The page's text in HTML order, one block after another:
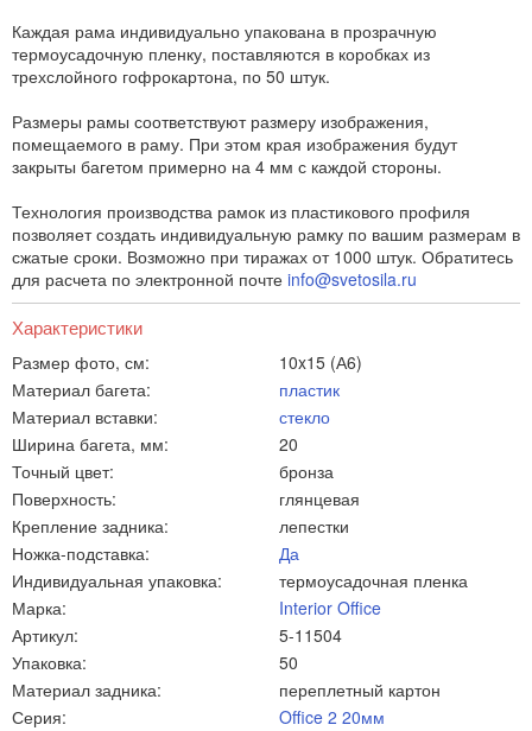
Каждая рама индивидуально упакована в прозрачную
термоусадочную пленку, поставляются в коробках из
трехслойного гофрокартона, по 50 штук.
Размеры рамы соответствуют размеру изображения,
помещаемого в раму. При этом края изображения будут
закрыты багетом примерно на 4 мм с каждой стороны.
Технология производства рамок из пластикового профиля
позволяет создать индивидуальную рамку по вашим размерам в
сжатые сроки. Возможно при тиражах от 1000 штук. Обратитесь
для расчета по электронной почте info@svetosila.ru
Характеристики
Размер фото, см:
10x15 (А6)
Материал багета:
пластик
Материал вставки:
стекло
Ширина багета, мм:
20
Точный цвет:
бронза
Поверхность:
глянцевая
Крепление задника:
лепестки
Ножка-подставка:
Да
Индивидуальная упаковка:
термоусадочная пленка
Марка:
Interior Office
Артикул:
5-11504
Упаковка:
50
Материал задника:
переплетный картон
Серия:
Office 2 20мм